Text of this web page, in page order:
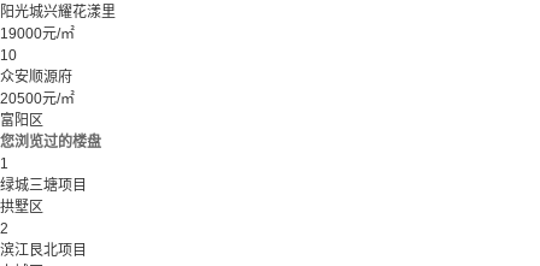
阳光城兴耀花漾里
19000元/㎡
10
众安顺源府
20500元/㎡
富阳区
您浏览过的楼盘
1
绿城三塘项目
拱墅区
2
滨江艮北项目